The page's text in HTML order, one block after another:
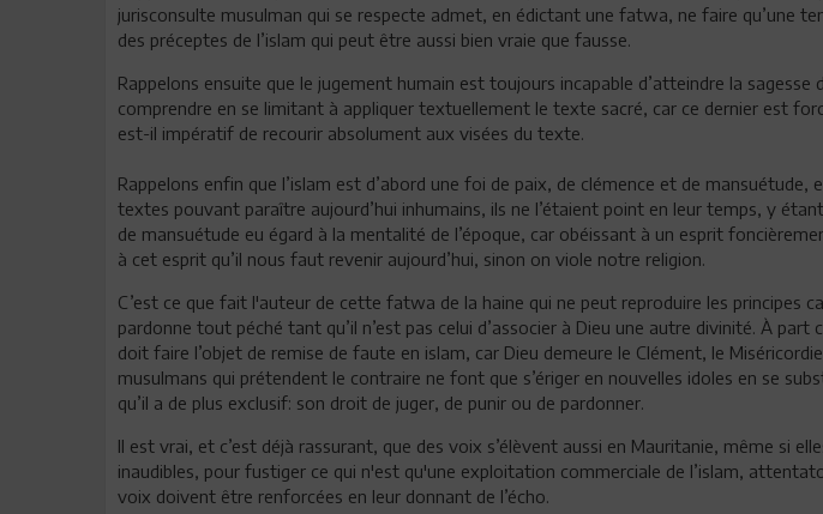
jurisconsulte musulman qui se respecte admet, en édictant une fatwa, ne faire qu’une
des préceptes de l’islam qui peut être aussi bien vraie que fausse.
Rappelons ensuite que le jugement humain est toujours incapable d’atteindre la sagesse
comprendre en se limitant à appliquer textuellement le texte sacré, car ce dernier est
est-il impératif de recourir absolument aux visées du texte.
Rappelons enfin que l’islam est d’abord une foi de paix, de clémence et de mansuétude,
textes pouvant paraître aujourd’hui inhumains, ils ne l’étaient point en leur temps, y
de mansuétude eu égard à la mentalité de l’époque, car obéissant à un esprit
à cet esprit qu’il nous faut revenir aujourd’hui, sinon on viole notre religion.
C’est ce que fait l'auteur de cette fatwa de la haine qui ne peut reproduire les principes
pardonne tout péché tant qu’il n’est pas celui d’associer à Dieu une autre divinité. À
doit faire l’objet de remise de faute en islam, car Dieu demeure le Clément, le
musulmans qui prétendent le contraire ne font que s’ériger en nouvelles idoles en se
qu’il a de plus exclusif: son droit de juger, de punir ou de pardonner.
Il est vrai, et c’est déjà rassurant, que des voix s’élèvent aussi en Mauritanie, même si
inaudibles, pour fustiger ce qui n'est qu'une exploitation commerciale de l’islam,
voix doivent être renforcées en leur donnant de l’écho.